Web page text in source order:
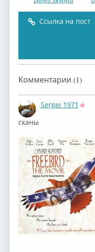
Lynyrd Skynyrd
Lynyrd Skynyrd
Ссылка на пост
Комментарии (1)
Sergei 1971
сканы